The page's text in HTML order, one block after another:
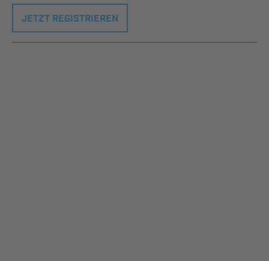
JETZT REGISTRIEREN